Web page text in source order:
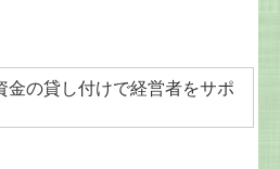
の貸し付けで経営者をサポ